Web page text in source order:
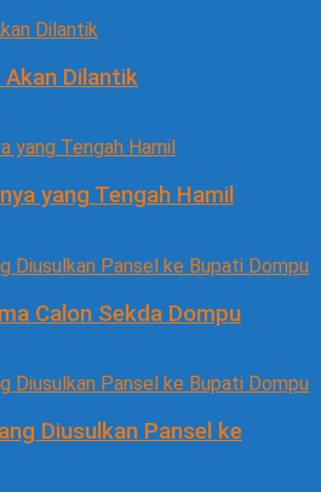
Dilantik
yang Tengah Hamil
Calon Sekda Dompu
Diusulkan Pansel ke